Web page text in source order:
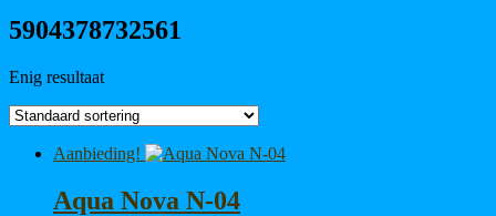
5904378732561
Enig resultaat
Aanbieding!
Aqua Nova N-04